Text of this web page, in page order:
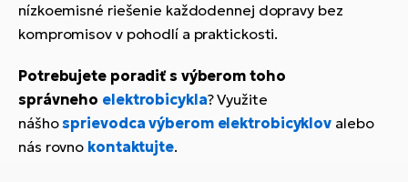
nízkoemisné riešenie každodennej dopravy bez
kompromisov v pohodlí a praktickosti.
Potrebujete poradiť s výberom toho
správneho elektrobicykla? Využite
nášhosprievodca výberom elektrobicyklov alebo
nás rovno kontaktujte.